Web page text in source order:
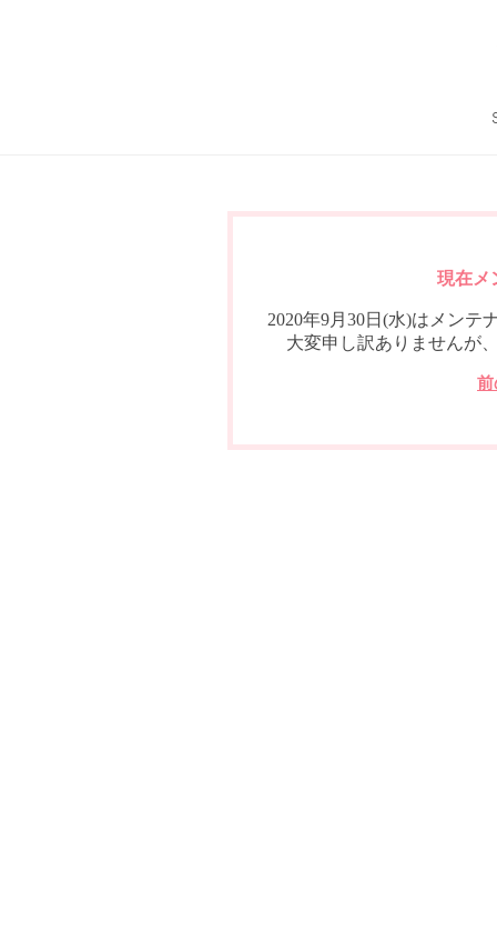
現在メ
2020年9月30日(水)はメンテ
大変申し訳ありませんが
前